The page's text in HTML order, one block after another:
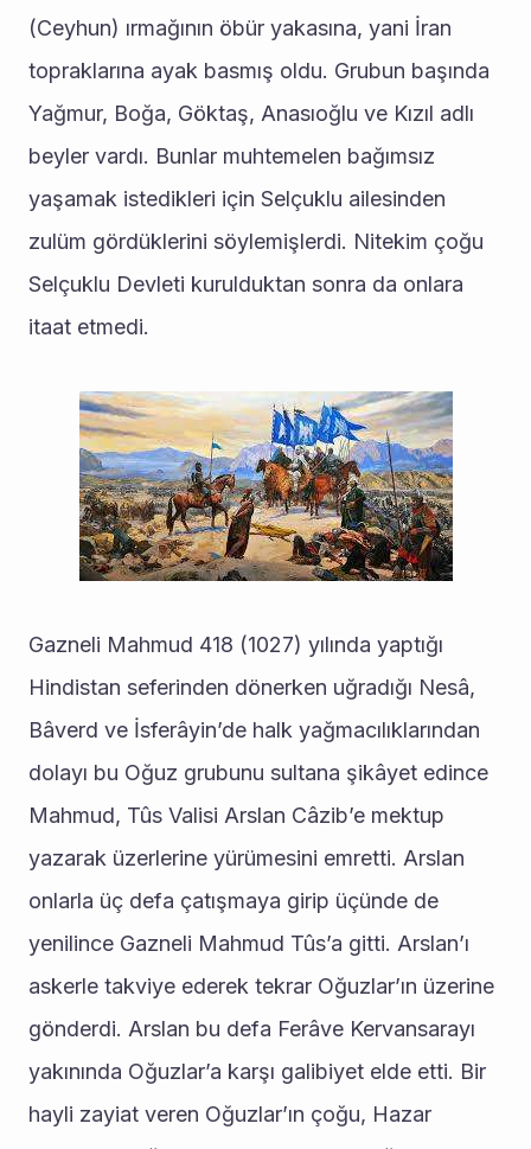
(Ceyhun) ırmağının öbür yakasına, yani İran
topraklarına ayak basmış oldu. Grubun başında
Yağmur, Boğa, Göktaş, Anasıoğlu ve Kızıl adlı
beyler vardı. Bunlar muhtemelen bağımsız
yaşamak istedikleri için Selçuklu ailesinden
zulüm gördüklerini söylemişlerdi. Nitekim çoğu
Selçuklu Devleti kurulduktan sonra da onlara
itaat etmedi.
Gazneli Mahmud 418 (1027) yılında yaptığı
Hindistan seferinden dönerken uğradığı Nesâ,
Bâverd ve İsferâyin’de halk yağmacılıklarından
dolayı bu Oğuz grubunu sultana şikâyet edince
Mahmud, Tûs Valisi Arslan Câzib’e mektup
yazarak üzerlerine yürümesini emretti. Arslan
onlarla üç defa çatışmaya girip üçünde de
yenilince Gazneli Mahmud Tûs’a gitti. Arslan’ı
askerle takviye ederek tekrar Oğuzlar’ın üzerine
gönderdi. Arslan bu defa Ferâve Kervansarayı
yakınında Oğuzlar’a karşı galibiyet elde etti. Bir
hayli zayiat veren Oğuzlar’ın çoğu, Hazar